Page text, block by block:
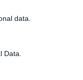
data.
Data.